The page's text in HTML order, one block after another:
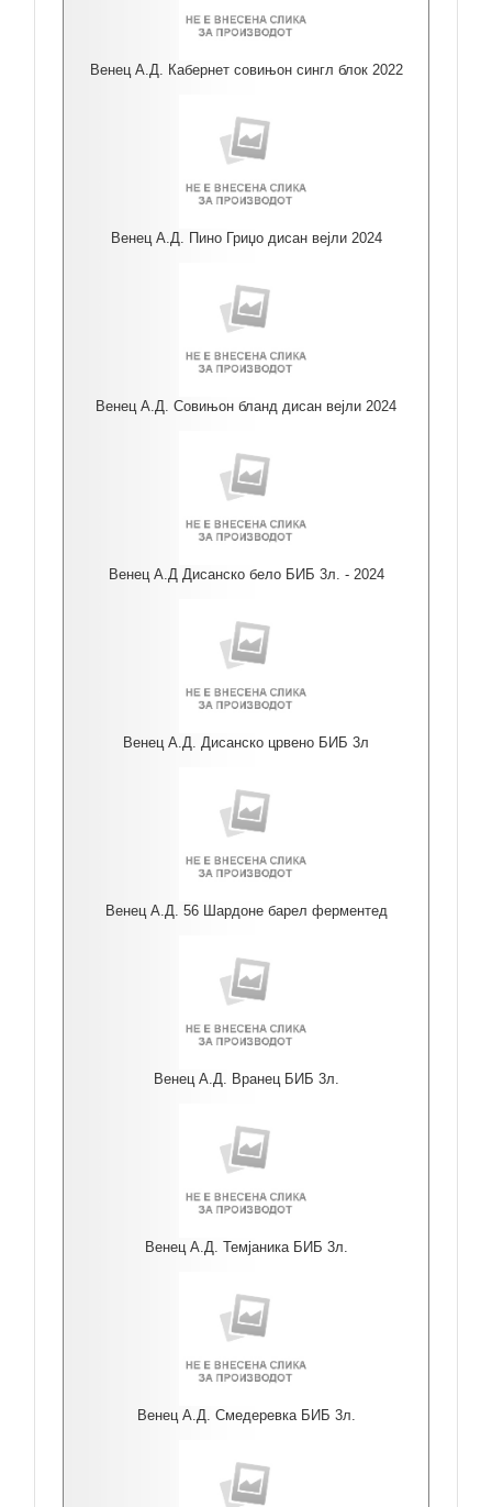
Венец А.Д. Кабернет совињон сингл блок 2022
Венец А.Д. Пино Гриџо дисан вејли 2024
Венец А.Д. Совињон бланд дисан вејли 2024
Венец А.Д Дисанско бело БИБ 3л. - 2024
Венец А.Д. Дисанско црвено БИБ 3л
Венец А.Д. 56 Шардоне барел ферментед
Венец А.Д. Вранец БИБ 3л.
Венец А.Д. Темјаника БИБ 3л.
Венец А.Д. Смедеревка БИБ 3л.